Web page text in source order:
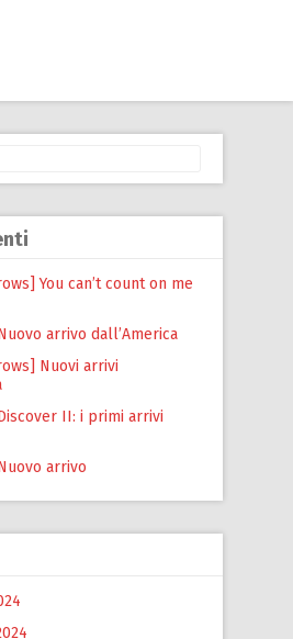
You can’t count on me
arrivo dall’America
Nuovi arrivi
II: i primi arrivi
arrivo